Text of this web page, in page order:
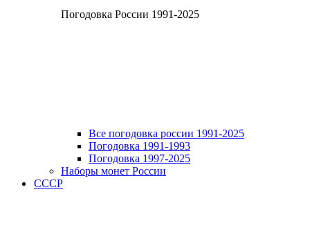
Погодовка России 1991-2025
Все погодовка россии 1991-2025
Погодовка 1991-1993
Погодовка 1997-2025
Наборы монет России
СССР